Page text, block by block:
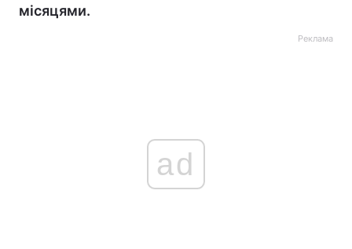
місяцями.
Реклама
ad